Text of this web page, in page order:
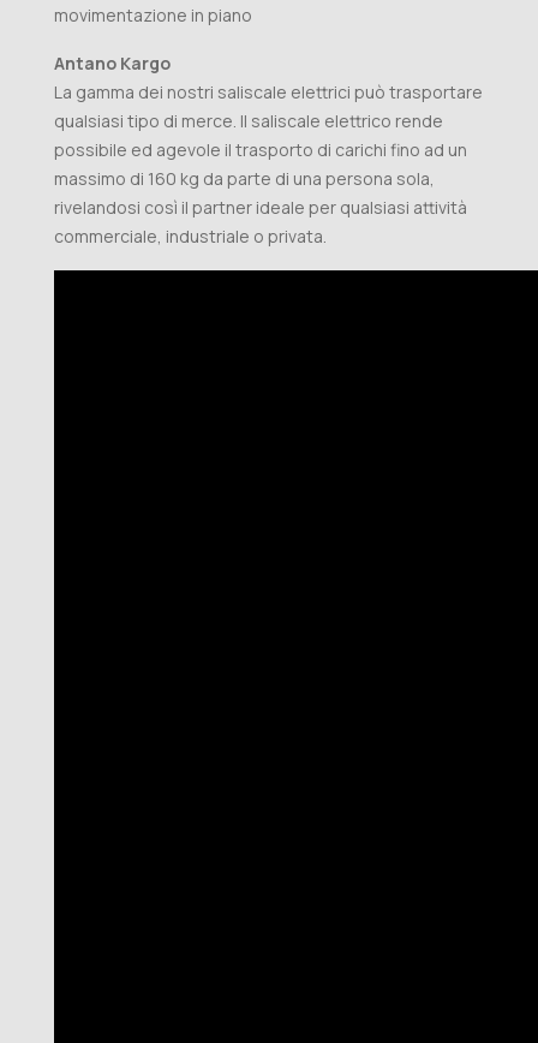
movimentazione in piano
Antano Kargo
La gamma dei nostri saliscale elettrici può trasportare
qualsiasi tipo di merce. Il saliscale elettrico rende
possibile ed agevole il trasporto di carichi fino ad un
massimo di 160 kg da parte di una persona sola,
rivelandosi così il partner ideale per qualsiasi attività
commerciale, industriale o privata.